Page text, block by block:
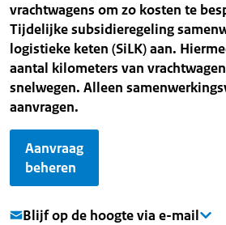
vrachtwagens om zo kosten te
Tijdelijke subsidieregeling
logistieke keten (SiLK) aan.
aantal kilometers van
snelwegen. Alleen
aanvragen.
Aanvraag
beheren
Blijf op de hoogte via e-mail